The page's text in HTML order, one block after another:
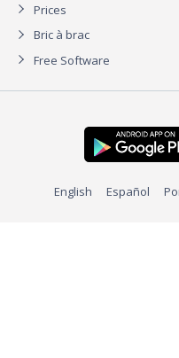
Prices
Bric à brac
Free Software
English Español